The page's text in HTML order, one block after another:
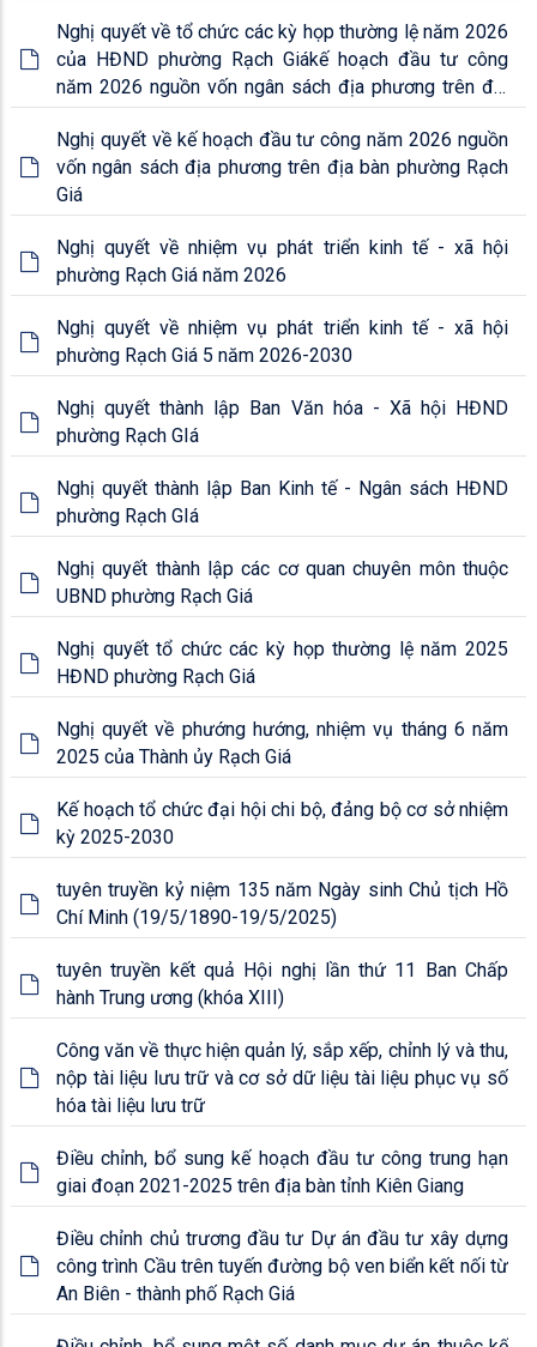
Nghị quyết về tổ chức các kỳ họp thường lệ năm 2026
của HĐND phường Rạch Giákế hoạch đầu tư công
năm 2026 nguồn vốn ngân sách địa phương trên địa
bàn phường Rạch Giá
Nghị quyết về kế hoạch đầu tư công năm 2026 nguồn
vốn ngân sách địa phương trên địa bàn phường Rạch
Giá
Nghị quyết về nhiệm vụ phát triển kinh tế - xã hội
phường Rạch Giá năm 2026
Nghị quyết về nhiệm vụ phát triển kinh tế - xã hội
phường Rạch Giá 5 năm 2026-2030
Nghị quyết thành lập Ban Văn hóa - Xã hội HĐND
phường Rạch GIá
Nghị quyết thành lập Ban Kinh tế - Ngân sách HĐND
phường Rạch GIá
Nghị quyết thành lập các cơ quan chuyên môn thuộc
UBND phường Rạch Giá
Nghị quyết tổ chức các kỳ họp thường lệ năm 2025
HĐND phường Rạch Giá
Nghị quyết về phướng hướng, nhiệm vụ tháng 6 năm
2025 của Thành ủy Rạch Giá
Kế hoạch tổ chức đại hội chi bộ, đảng bộ cơ sở nhiệm
kỳ 2025-2030
tuyên truyền kỷ niệm 135 năm Ngày sinh Chủ tịch Hồ
Chí Minh (19/5/1890-19/5/2025)
tuyên truyền kết quả Hội nghị lần thứ 11 Ban Chấp
hành Trung ương (khóa XIII)
Công văn về thực hiện quản lý, sắp xếp, chỉnh lý và thu,
nộp tài liệu lưu trữ và cơ sở dữ liệu tài liệu phục vụ số
hóa tài liệu lưu trữ
Điều chỉnh, bổ sung kế hoạch đầu tư công trung hạn
giai đoạn 2021-2025 trên địa bàn tỉnh Kiên Giang
Điều chỉnh chủ trương đầu tư Dự án đầu tư xây dựng
công trình Cầu trên tuyến đường bộ ven biển kết nối từ
An Biên - thành phố Rạch Giá